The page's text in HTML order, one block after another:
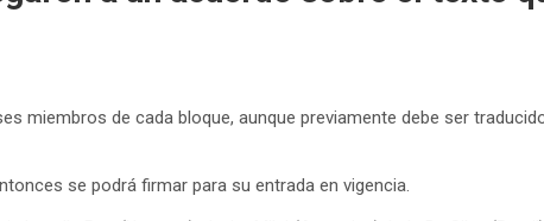
miembros de cada bloque, aunque previamente debe ser
se podrá firmar para su entrada en vigencia.